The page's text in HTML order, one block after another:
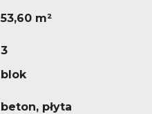
53,60 m²
3
blok
beton, płyta